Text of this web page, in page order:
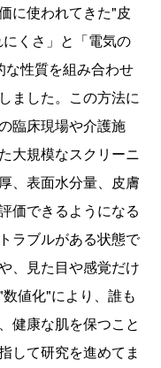
に使われてきた"皮
くさ」と「電気の
な性質を組み合わせ
ました。この方法に
臨床現場や介護施
大規模なスクリーニ
、表面水分量、皮膚
価できるようになる
ラブルがある状態で
、見た目や感覚だけ
値化"により、誰も
健康な肌を保つこと
して研究を進めてま